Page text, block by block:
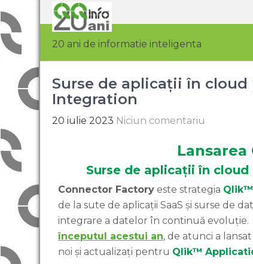
20 ani de informatie inteligenta
Surse de aplicații în
Integration
20 iulie 2023 Niciun comentariu
Surse de aplicații în
Connector Factory este strategia Qlik™
de la sute de aplicații SaaS și surse de
integrare a datelor în continuă evoluție.
începutul acestui an, de atunci a
noi și actualizați pentru Qlik™